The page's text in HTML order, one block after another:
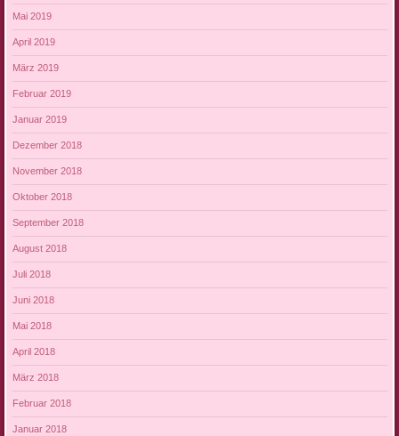
Mai 2019
April 2019
März 2019
Februar 2019
Januar 2019
Dezember 2018
November 2018
Oktober 2018
September 2018
August 2018
Juli 2018
Juni 2018
Mai 2018
April 2018
März 2018
Februar 2018
Januar 2018